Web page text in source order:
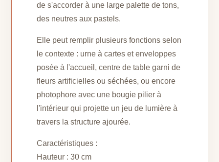
de s'accorder à une large palette de tons,
des neutres aux pastels.
Elle peut remplir plusieurs fonctions selon
le contexte : urne à cartes et enveloppes
posée à l'accueil, centre de table garni de
fleurs artificielles ou séchées, ou encore
photophore avec une bougie pilier à
l'intérieur qui projette un jeu de lumière à
travers la structure ajourée.
Caractéristiques :
Hauteur : 30 cm